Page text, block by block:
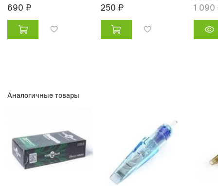
690 ₽ 250 ₽ 1 090
Аналогичные товары